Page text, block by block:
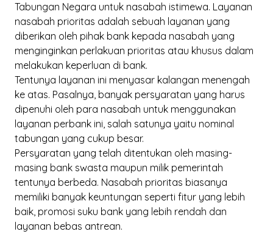
Tabungan Negara untuk nasabah istimewa. Layanan
nasabah prioritas adalah sebuah layanan yang
diberikan oleh pihak bank kepada nasabah yang
menginginkan perlakuan prioritas atau khusus dalam
melakukan keperluan di bank.
Tentunya layanan ini menyasar kalangan menengah
ke atas. Pasalnya, banyak persyaratan yang harus
dipenuhi oleh para nasabah untuk menggunakan
layanan perbank ini, salah satunya yaitu nominal
tabungan yang cukup besar.
Persyaratan yang telah ditentukan oleh masing-
masing bank swasta maupun milik pemerintah
tentunya berbeda. Nasabah prioritas biasanya
memiliki banyak keuntungan seperti fitur yang lebih
baik, promosi suku bank yang lebih rendah dan
layanan bebas antrean.